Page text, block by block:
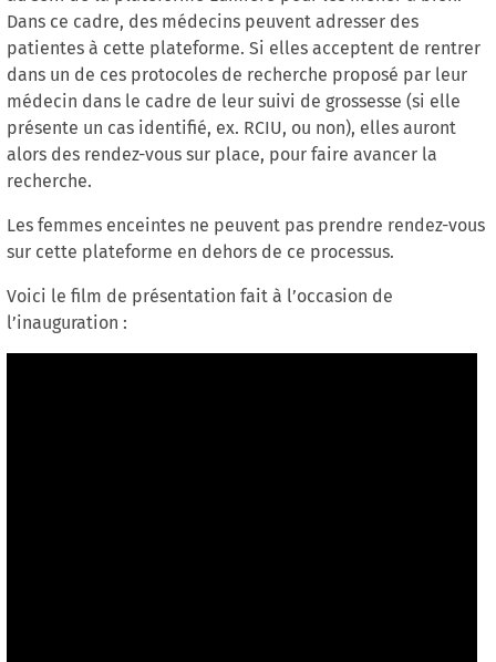
Dans ce cadre, des médecins peuvent adresser des
patientes à cette plateforme. Si elles acceptent de rentrer
dans un de ces protocoles de recherche proposé par leur
médecin dans le cadre de leur suivi de grossesse (si elle
présente un cas identifié, ex. RCIU, ou non), elles auront
alors des rendez-vous sur place, pour faire avancer la
recherche.
Les femmes enceintes ne peuvent pas prendre rendez-vous
sur cette plateforme en dehors de ce processus.
Voici le film de présentation fait à l’occasion de
l’inauguration :